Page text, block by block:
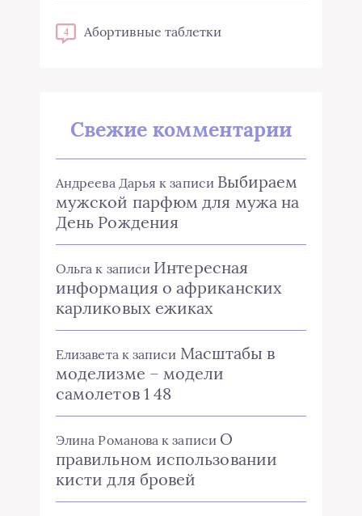
4 Абортивные таблетки
Свежие комментарии
Андреева Дарья к записи Выбираем
мужской парфюм для мужа на
День Рождения
Ольга к записи Интересная
информация о африканских
карликовых ежиках
Елизавета к записи Масштабы в
моделизме – модели
самолетов 1 48
Элина Романова к записи О
правильном использовании
кисти для бровей